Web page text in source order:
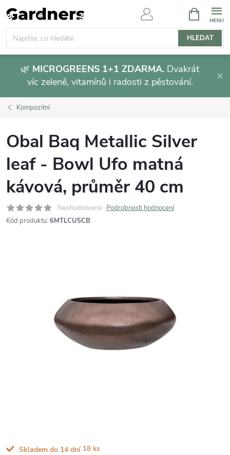
Přejít
na
obsah
HLEDAT
NÁKUPNÍ
KOŠÍK
🌿 MICROGREENS 1+1 ZDARMA. Dvakrát
víc zeleně, vitamínů i radosti z pěstování.
Kompozitní
Obal Baq Metallic Silver
leaf - Bowl Ufo matná
kávová, průměr 40 cm
Neohodnoceno Podrobnosti hodnocení
Kód produktu: 6MTLCU5CB
Skladem do 14 dní 18 ks